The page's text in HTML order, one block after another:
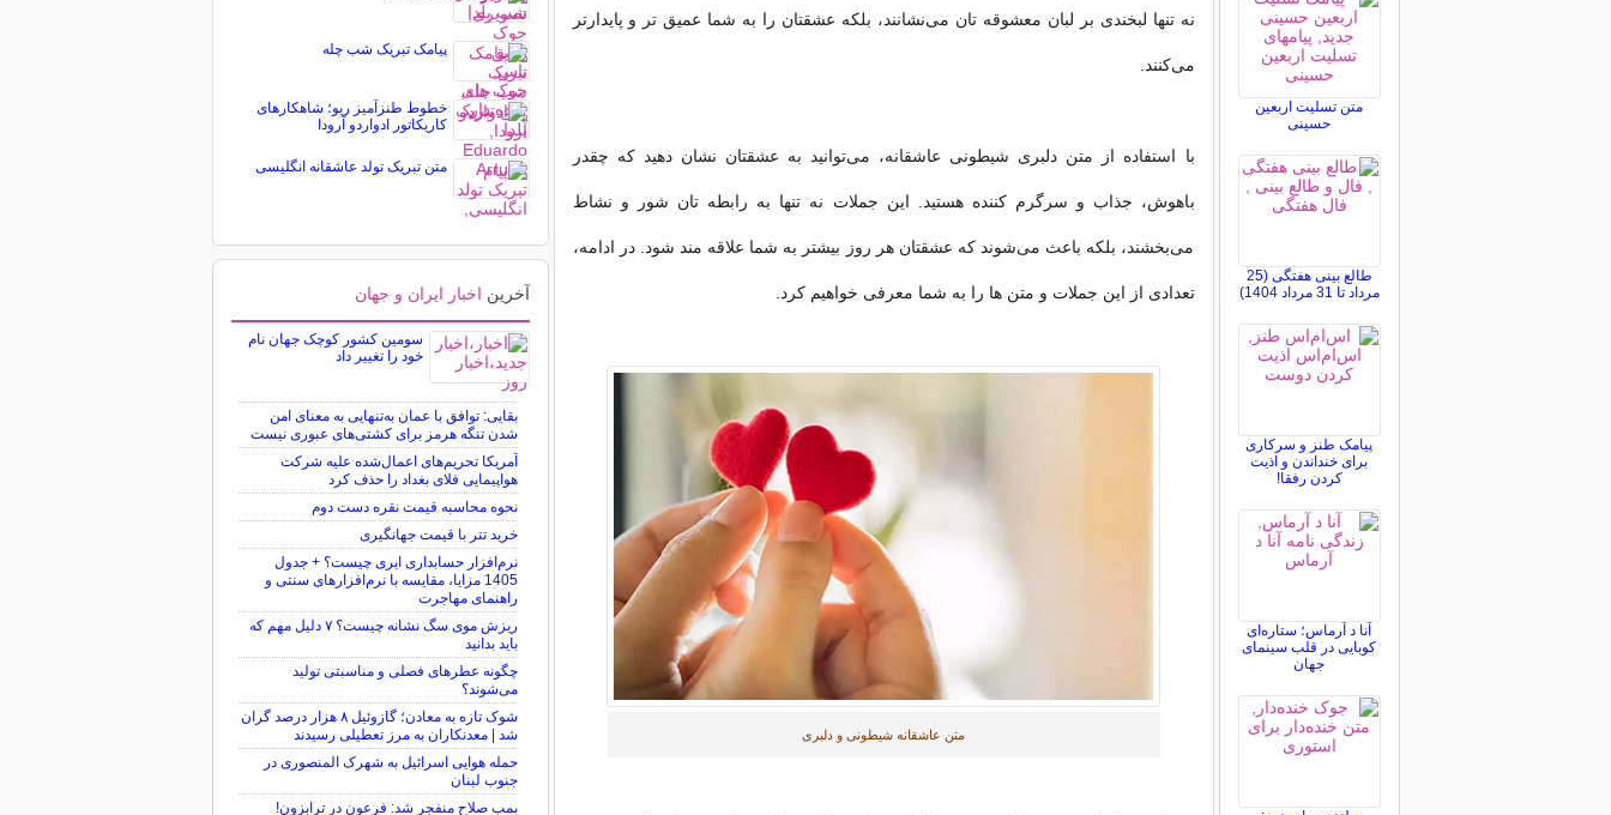
نه تنها لبخندی بر لبان معشوقه تان می‌نشانند، بلکه عشقتان را به شما عمیق تر و پایدارتر
می‌کنند.
با استفاده از متن دلبری شیطونی عاشقانه، می‌توانید به عشقتان نشان دهید که چقدر
باهوش، جذاب و سرگرم کننده هستید. این جملات نه تنها به رابطه تان شور و نشاط
می‌بخشند، بلکه باعث می‌شوند که عشقتان هر روز بیشتر به شما علاقه مند شود. در ادامه،
تعدادی از این جملات و متن ها را به شما معرفی خواهیم کرد.
متن عاشقانه شیطونی و دلبری
متن تسلیت اربعین
حسینی
طالع بینی هفتگی (25
مرداد تا 31 مرداد 1404)
پیامک طنز و سرکاری
برای خنداندن و اذیت
کردن رفقا!
آنا د آرماس؛ ستاره‌ای
کوبایی در قلب سینمای
جهان
پیامک تبریک شب چله
خطوط طنزآمیز ریو؛ شاهکارهای
کاریکاتور ادواردو آرودا
متن تبریک تولد عاشقانه انگلیسی
آخرین اخبار ایران و جهان
سومین کشور کوچک جهان نام
خود را تغییر داد
بقایی: توافق با عمان به‌تنهایی به معنای امن
شدن تنگه هرمز برای کشتی‌های عبوری نیست
آمریکا تحریم‌های اعمال‌شده علیه شرکت
هواپیمایی فلای بغداد را حذف کرد
نحوه محاسبه قیمت نقره دست دوم
خرید تتر با قیمت جهانگیری
نرم‌افزار حسابداری ابری چیست؟ + جدول
1405 مزایا، مقایسه با نرم‌افزارهای سنتی و
راهنمای مهاجرت
ریزش موی سگ نشانه چیست؟ ۷ دلیل مهم که
باید بدانید
چگونه عطرهای فصلی و مناسبتی تولید
می‌شوند؟
شوک تازه به معادن؛ گازوئیل ۸ هزار درصد گران
شد | معدنکاران به مرز تعطیلی رسیدند
حمله هوایی اسرائیل به شهرک المنصوری در
جنوب لبنان
بمب صلاح منفجر شد: فرعون در ترابزون!